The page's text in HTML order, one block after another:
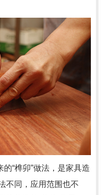
“榫卯”做法，是家具造
不同，应用范围也不